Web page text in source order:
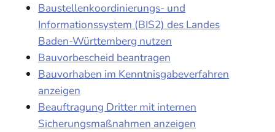
Baustellenkoordinierungs- und
Informationssystem (BIS2) des Landes
Baden-Württemberg nutzen
Bauvorbescheid beantragen
Bauvorhaben im Kenntnisgabeverfahren
anzeigen
Beauftragung Dritter mit internen
Sicherungsmaßnahmen anzeigen